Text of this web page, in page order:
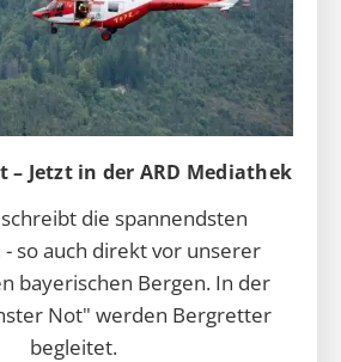
– Jetzt in der ARD Mediathek
die spannendsten
- so auch direkt vor unserer
bayerischen Bergen. In der
Not" werden Bergretter
begleitet.